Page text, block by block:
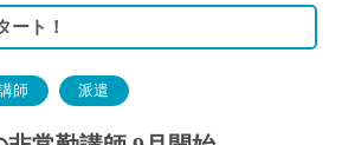
ート！
師 派遣